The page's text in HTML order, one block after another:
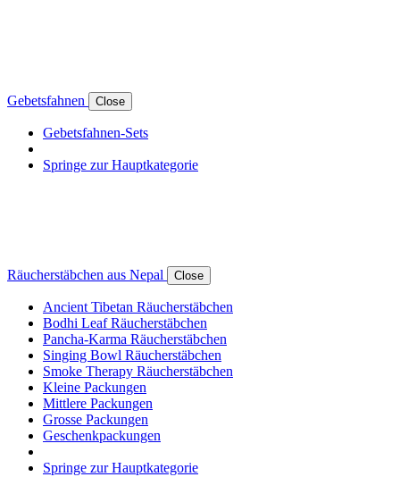
Gebetsfahnen Close
Gebetsfahnen-Sets
Springe zur Hauptkategorie
Räucherstäbchen aus Nepal Close
Ancient Tibetan Räucherstäbchen
Bodhi Leaf Räucherstäbchen
Pancha-Karma Räucherstäbchen
Singing Bowl Räucherstäbchen
Smoke Therapy Räucherstäbchen
Kleine Packungen
Mittlere Packungen
Grosse Packungen
Geschenkpackungen
Springe zur Hauptkategorie